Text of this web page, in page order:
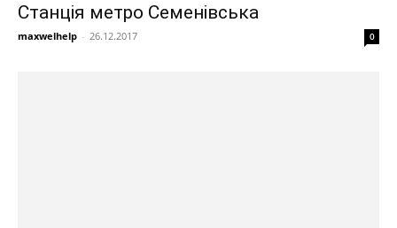
Станція метро Семенівська
maxwelhelp - 26.12.2017 0